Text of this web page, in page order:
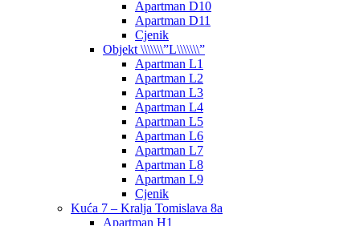
Apartman D10
Apartman D11
Cjenik
Objekt \\\\\\\”L\\\\\\\”
Apartman L1
Apartman L2
Apartman L3
Apartman L4
Apartman L5
Apartman L6
Apartman L7
Apartman L8
Apartman L9
Cjenik
Kuća 7 – Kralja Tomislava 8a
Apartman H1